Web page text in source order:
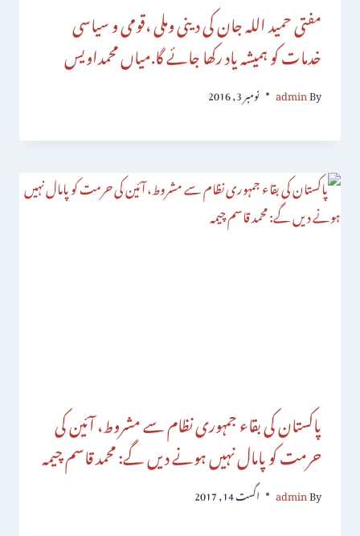
مفتی حمید اللہ جان کی دینی وملی ،قومی و سیاسی
خدمات کو ہمیشہ یاد رکھا جائے گا.میاں محمداویس
By
admin نومبر 3, 2016
پاکستان کی بقاء جمہوری نظام سے مشروط، آئین کی
حرمت کو پامال نہیں ہونے دیں گے: محمد قاسم چیمہ
By
admin اگست 14, 2017